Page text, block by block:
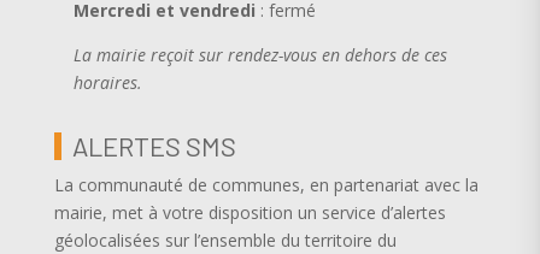
Mercredi et vendredi : fermé
La mairie reçoit sur rendez-vous en dehors de ces
horaires.
ALERTES SMS
La communauté de communes, en partenariat avec la
mairie, met à votre disposition un service d’alertes
géolocalisées sur l’ensemble du territoire du